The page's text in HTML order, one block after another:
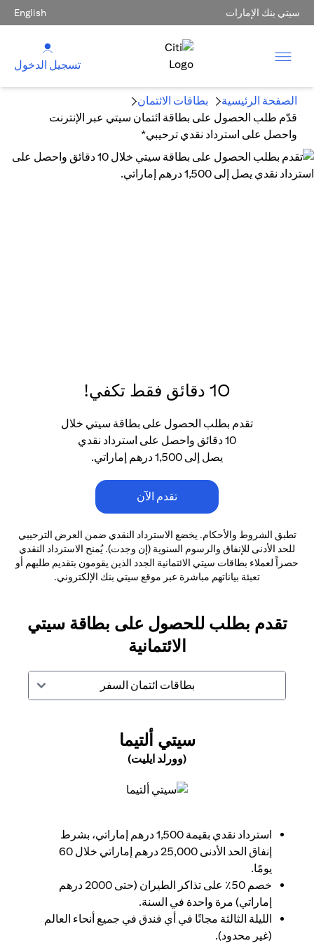
سيتي بنك الإمارات English
تسجيل الدخول
الصفحة الرئيسية
بطاقات الائتمان
قدّم طلب الحصول على بطاقة ائتمان سيتي عبر الإنترنت
واحصل على استرداد نقدي ترحيبي*
10 دقائق فقط تكفي!
تقدم بطلب الحصول على بطاقة سيتي خلال
10 دقائق واحصل على استرداد نقدي
يصل إلى 1,500 درهم إماراتي.
تقدم الآن
تطبق الشروط والأحكام. يخضع الاسترداد النقدي ضمن العرض الترحيبي
للحد الأدنى للإنفاق والرسوم السنوية (إن وجدت). يُمنح الاسترداد النقدي
حصراً لعملاء بطاقات سيتي الائتمانية الجدد الذين يقومون بتقديم طلبهم أو
تعبئة بياناتهم مباشرة عبر موقع سيتي بنك الإلكتروني.
تقدم بطلب للحصول على بطاقة سيتي
الائتمانية
بطاقات ائتمان السفر
سيتي ألتيما
(وورلد ايليت)
استرداد نقدي بقيمة 1,500 درهم إماراتي، بشرط
إنفاق الحد الأدنى 25,000 درهم إماراتي خلال 60
يومًا.
خصم 50٪ على تذاكر الطيران (حتى 2000 درهم
إماراتي) مرة واحدة في السنة.
الليلة الثالثة مجانًا في أي فندق في جميع أنحاء العالم
(غير محدود).